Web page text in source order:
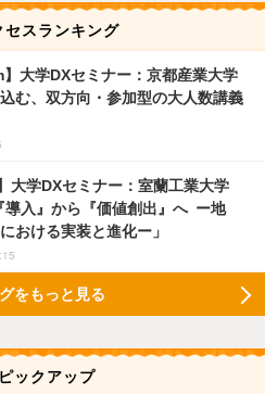
セスランキング
大学DXセミナー：京都産業大学
込む、双方向・参加型の大人数講義
大学DXセミナー：室蘭工業大学
導入』から『価値創出』へ ー地
おける実装と進化ー」
をもっと見る
ックアップ